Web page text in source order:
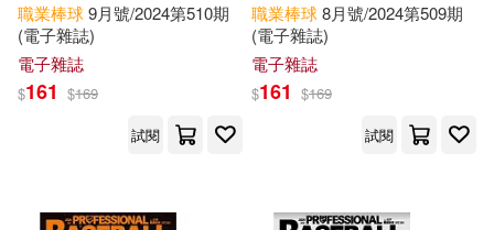
職業棒球9月號/2024第510期
(電子雜誌)
電子雜誌
$161 $169
試閱
職業棒球8月號/2024第509期
(電子雜誌)
電子雜誌
$161 $169
試閱